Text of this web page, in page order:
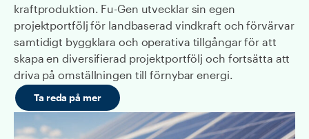
kraftproduktion. Fu-Gen utvecklar sin egen
projektportfölj för landbaserad vindkraft och förvärvar
samtidigt byggklara och operativa tillgångar för att
skapa en diversifierad projektportfölj och fortsätta att
driva på omställningen till förnybar energi.
Ta reda på mer